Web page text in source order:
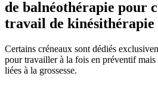
de balnéothérapie pour
travail de kinésithérapie
Certains créneaux sont dédiés
pour travailler à la fois en préventif mais
liées à la grossesse.